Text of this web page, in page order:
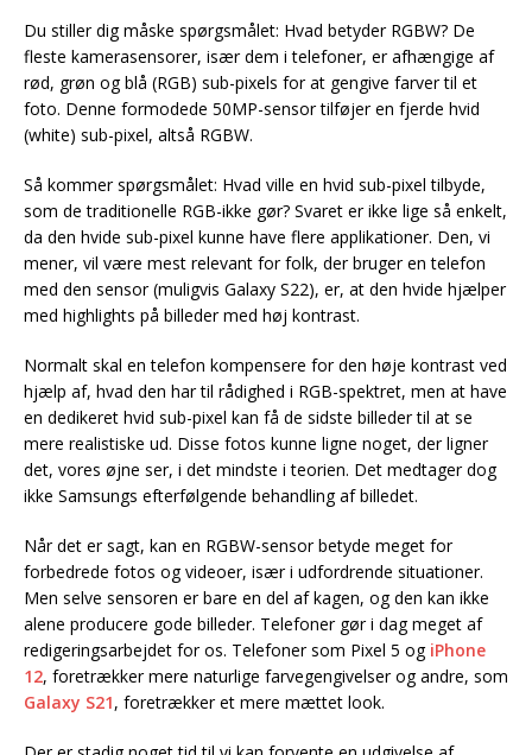
Du stiller dig måske spørgsmålet: Hvad betyder RGBW? De
fleste kamerasensorer, især dem i telefoner, er afhængige af
rød, grøn og blå (RGB) sub-pixels for at gengive farver til et
foto. Denne formodede 50MP-sensor tilføjer en fjerde hvid
(white) sub-pixel, altså RGBW.
Så kommer spørgsmålet: Hvad ville en hvid sub-pixel tilbyde,
som de traditionelle RGB-ikke gør? Svaret er ikke lige så enkelt,
da den hvide sub-pixel kunne have flere applikationer. Den, vi
mener, vil være mest relevant for folk, der bruger en telefon
med den sensor (muligvis Galaxy S22), er, at den hvide hjælper
med highlights på billeder med høj kontrast.
Normalt skal en telefon kompensere for den høje kontrast ved
hjælp af, hvad den har til rådighed i RGB-spektret, men at have
en dedikeret hvid sub-pixel kan få de sidste billeder til at se
mere realistiske ud. Disse fotos kunne ligne noget, der ligner
det, vores øjne ser, i det mindste i teorien. Det medtager dog
ikke Samsungs efterfølgende behandling af billedet.
Når det er sagt, kan en RGBW-sensor betyde meget for
forbedrede fotos og videoer, især i udfordrende situationer.
Men selve sensoren er bare en del af kagen, og den kan ikke
alene producere gode billeder. Telefoner gør i dag meget af
redigeringsarbejdet for os. Telefoner som Pixel 5 og iPhone
12, foretrækker mere naturlige farvegengivelser og andre, som
Galaxy S21, foretrækker et mere mættet look.